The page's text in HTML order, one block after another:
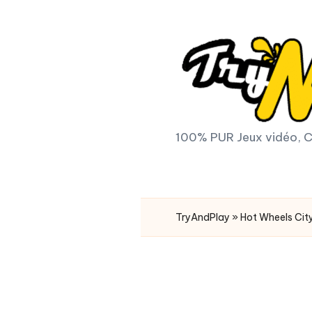
T
y
A
100% PUR Jeux vidéo,
TryAndPlay » Hot Wheels